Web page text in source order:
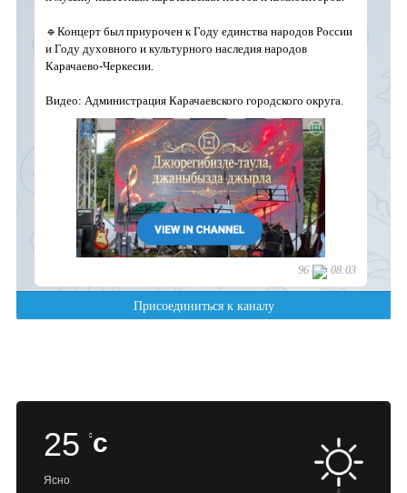
25 c
Ясно